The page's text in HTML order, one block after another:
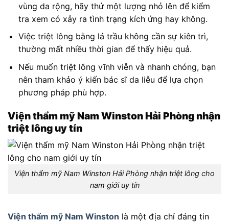
vùng da rộng, hãy thử một lượng nhỏ lên để kiểm
tra xem có xảy ra tình trạng kích ứng hay không.
Việc triệt lông bằng lá trầu không cần sự kiên trì,
thường mất nhiều thời gian để thấy hiệu quả.
Nếu muốn triệt lông vĩnh viễn và nhanh chóng, bạn
nên tham khảo ý kiến bác sĩ da liễu để lựa chọn
phương pháp phù hợp.
Viện thẩm mỹ Nam Winston Hải Phòng nhận
triệt lông uy tín
Viện thẩm mỹ Nam Winston Hải Phòng nhận triệt lông cho
nam giới uy tín
Viện thẩm mỹ Nam Winston là một địa chỉ đáng tin